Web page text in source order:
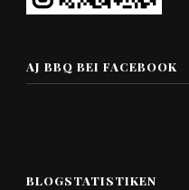
AJ BBQ BEI FACEBOOK
BLOGSTATISTIKEN